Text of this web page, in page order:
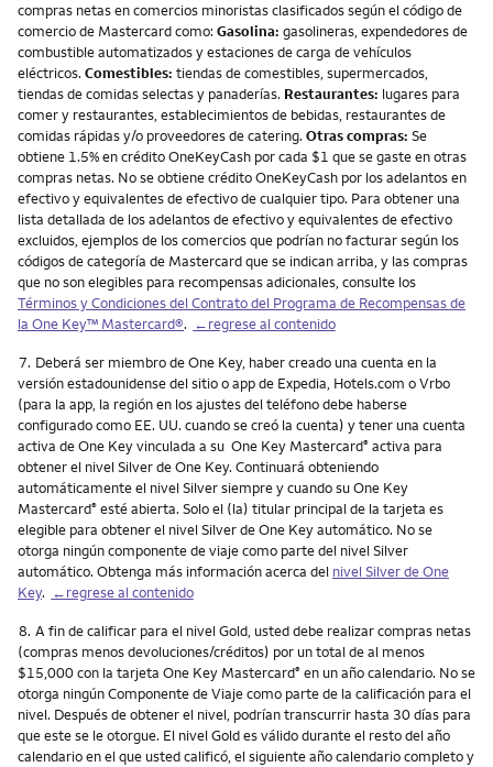
compras netas en comercios minoristas clasificados según el código de
comercio de Mastercard como: Gasolina: gasolineras, expendedores de
combustible automatizados y estaciones de carga de vehículos
eléctricos. Comestibles: tiendas de comestibles, supermercados,
tiendas de comidas selectas y panaderías. Restaurantes: lugares para
comer y restaurantes, establecimientos de bebidas, restaurantes de
comidas rápidas y/o proveedores de catering. Otras compras: Se
obtiene 1.5% en crédito OneKeyCash por cada $1 que se gaste en otras
compras netas. No se obtiene crédito OneKeyCash por los adelantos en
efectivo y equivalentes de efectivo de cualquier tipo. Para obtener una
lista detallada de los adelantos de efectivo y equivalentes de efectivo
excluidos, ejemplos de los comercios que podrían no facturar según los
códigos de categoría de Mastercard que se indican arriba, y las compras
que no son elegibles para recompensas adicionales, consulte los
Términos y Condiciones del Contrato del Programa de Recompensas de
la One Key™ Mastercard®. ←regrese al contenido
Nota
7. Deberá ser miembro de One Key, haber creado una cuenta en la
versión estadounidense del sitio o app de Expedia, Hotels.com o Vrbo
(para la app, la región en los ajustes del teléfono debe haberse
configurado como EE. UU. cuando se creó la cuenta) y tener una cuenta
activa de One Key vinculada a su One Key Mastercard® activa para
obtener el nivel Silver de One Key. Continuará obteniendo
automáticamente el nivel Silver siempre y cuando su One Key
Mastercard® esté abierta. Solo el (la) titular principal de la tarjeta es
elegible para obtener el nivel Silver de One Key automático. No se
otorga ningún componente de viaje como parte del nivel Silver
automático. Obtenga más información acerca del nivel Silver de One
Key. ←regrese al contenido
Nota
8. A fin de calificar para el nivel Gold, usted debe realizar compras netas
(compras menos devoluciones/créditos) por un total de al menos
$15,000 con la tarjeta One Key Mastercard® en un año calendario. No se
otorga ningún Componente de Viaje como parte de la calificación para el
nivel. Después de obtener el nivel, podrían transcurrir hasta 30 días para
que este se le otorgue. El nivel Gold es válido durante el resto del año
calendario en el que usted calificó, el siguiente año calendario completo y